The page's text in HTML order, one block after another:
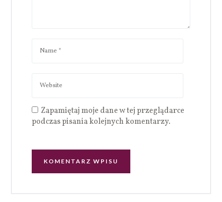
Zapamiętaj moje dane w tej przeglądarce
podczas pisania kolejnych komentarzy.